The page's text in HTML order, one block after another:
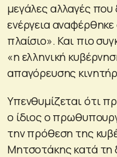
μεγάλες αλλαγές
ενέργεια
πλαίσιο». Και πιο
«η ελληνική
απαγόρευσης
Υπενθυμίζεται ότι
ο ίδιος ο
την πρόθεση της
Μητσοτάκης κατά τη